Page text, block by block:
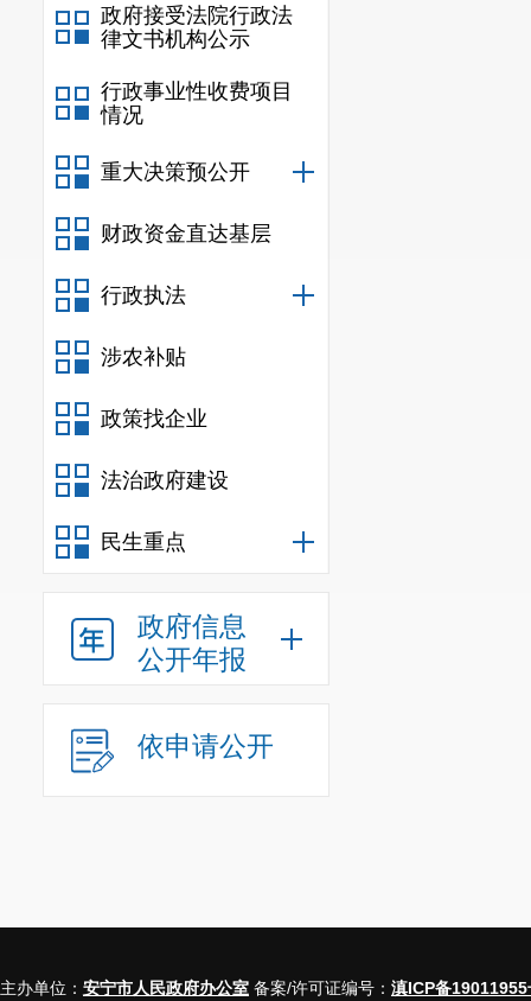
政府接受法院行政法
律文书机构公示
行政事业性收费项目
情况
重大决策预公开
财政资金直达基层
行政执法
涉农补贴
政策找企业
法治政府建设
民生重点
政府信息
公开年报
依申请公开
不
主办单位： 安宁市人民政府办公室 备案/许可证编号： 滇ICP备